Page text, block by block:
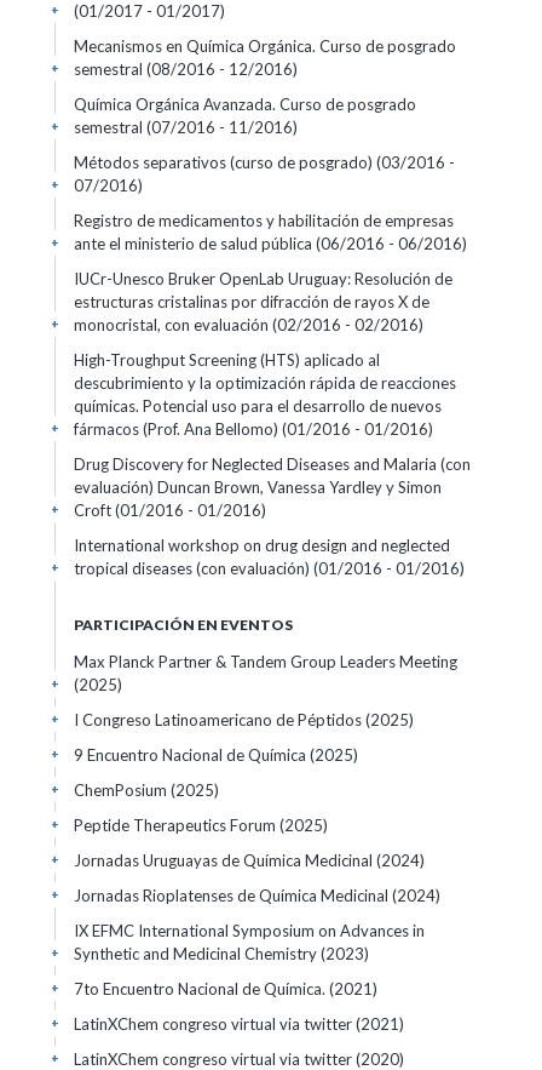
(01/2017 - 01/2017)
+
Mecanismos en Química Orgánica. Curso de posgrado
semestral (08/2016 - 12/2016)
+
Química Orgánica Avanzada. Curso de posgrado
semestral (07/2016 - 11/2016)
+
Métodos separativos (curso de posgrado) (03/2016 -
07/2016)
+
Registro de medicamentos y habilitación de empresas
ante el ministerio de salud pública (06/2016 - 06/2016)
+
IUCr-Unesco Bruker OpenLab Uruguay: Resolución de
estructuras cristalinas por difracción de rayos X de
monocristal, con evaluación (02/2016 - 02/2016)
+
High-Troughput Screening (HTS) aplicado al
descubrimiento y la optimización rápida de reacciones
químicas. Potencial uso para el desarrollo de nuevos
fármacos (Prof. Ana Bellomo) (01/2016 - 01/2016)
+
Drug Discovery for Neglected Diseases and Malaria (con
evaluación) Duncan Brown, Vanessa Yardley y Simon
Croft(01/2016 - 01/2016)
+
International workshop on drug design and neglected
tropical diseases (con evaluación) (01/2016 - 01/2016)
+
PARTICIPACIÓN EN EVENTOS
Max Planck Partner & Tandem Group Leaders Meeting
(2025)
+
I Congreso Latinoamericano de Péptidos(2025)
+
9 Encuentro Nacional de Química (2025)
+
ChemPosium (2025)
+
Peptide Therapeutics Forum (2025)
+
Jornadas Uruguayas de Química Medicinal (2024)
+
Jornadas Rioplatenses de Química Medicinal (2024)
+
IX EFMC International Symposium on Advances in
Synthetic and Medicinal Chemistry(2023)
+
7to Encuentro Nacional de Química. (2021)
+
LatinXChem congreso virtual via twitter(2021)
+
LatinXChem congreso virtual via twitter(2020)
+